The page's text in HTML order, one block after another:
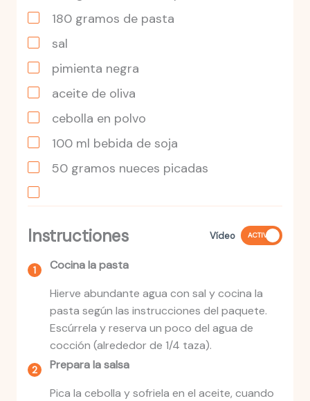
180 gramos de pasta
sal
pimienta negra
aceite de oliva
cebolla en polvo
100 ml bebida de soja
50 gramos nueces picadas
Instructiones Vídeo ACTIVO
Cocina la pasta
Hierve abundante agua con sal y cocina la
pasta según las instrucciones del paquete.
Escúrrela y reserva un poco del agua de
cocción (alrededor de 1/4 taza).
Prepara la salsa
Pica la cebolla y sofriela en el aceite, cuando